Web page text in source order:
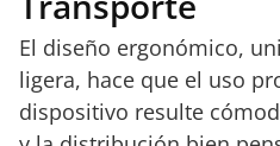
El diseño ergonómico,
ligera, hace que el uso
dispositivo resulte